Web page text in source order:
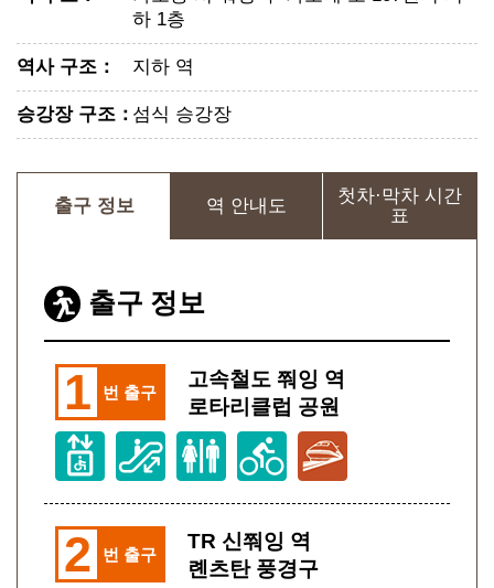
하 1층
역사 구조 ： 지하 역
승강장 구조 ：섬식 승강장
출구 정보 역 안내도
첫차·막차 시간
표
출구 정보
1 번 출구
고속철도 쭤잉 역
로타리클럽 공원
2 번 출구
TR 신쭤잉 역
롄츠탄 풍경구